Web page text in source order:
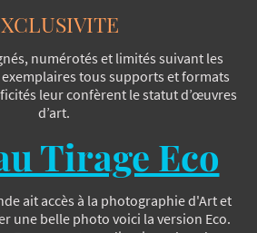
numérotés et limités suivant les
tous supports et formats
leur confèrent le statut d’œuvres
d’art.
Tirage Eco
ait accès à la photographie d'Art et
une belle photo voici la version Eco.